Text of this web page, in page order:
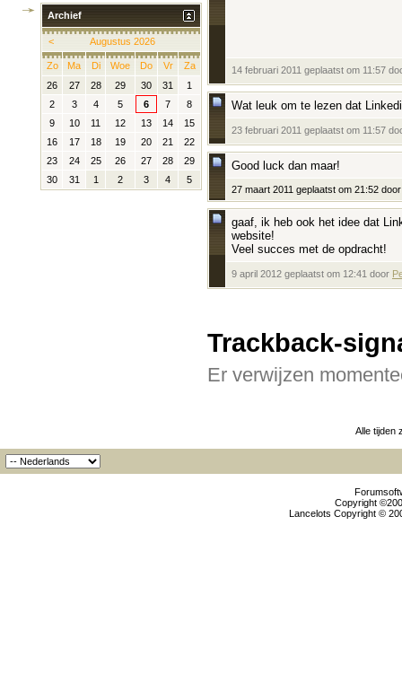
14 februari 2011 geplaatst om 11:57
Wat leuk om te lezen dat
23 februari 2011 geplaatst om 11:57
Good luck dan maar!
27 maart 2011 geplaatst om 21:52 door
gaaf, ik heb ook het idee dat
website!
Veel succes met de opdracht!
9 april 2012 geplaatst om 12:41 door
Trackback-
Er verwijzen
Archief
< Augustus 2026
Zo Ma Di Woe Do Vr
Za
26
27 28 29 30 31
1
2
3 4 5 6 7
8
9
10 11 12 13 14
15
16
17 18 19 20 21
22
23
24 25 26 27 28
29
30
31 1 2 3 4 5
Alle tijden
Copyright
Lancelots Copyright ©